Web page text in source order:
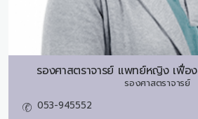
รองศาสตราจารย์ แพทย์หญิง เฟื่อ
รองศาสตราจารย์
053-945552